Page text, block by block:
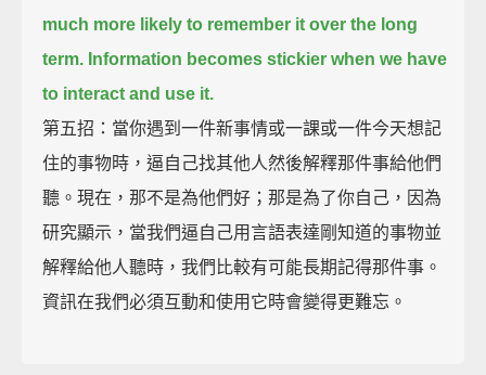
much more likely to remember it over the long
term. Information becomes stickier when we have
to interact and use it.
第五招：當你遇到一件新事情或一課或一件今天想記
住的事物時，逼自己找其他人然後解釋那件事給他們
聽。現在，那不是為他們好；那是為了你自己，因為
研究顯示，當我們逼自己用言語表達剛知道的事物並
解釋給他人聽時，我們比較有可能長期記得那件事。
資訊在我們必須互動和使用它時會變得更難忘。